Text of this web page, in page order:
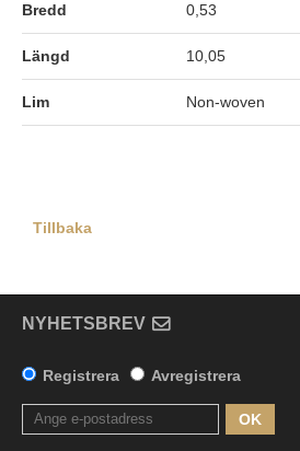
Bredd 0,53
Längd 10,05
Lim Non-woven
Tillbaka
NYHETSBREV
Registrera Avregistrera
OK